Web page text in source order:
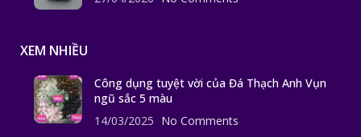
XEM NHIỀU
Công dụng tuyệt vời của Đá Thạch Anh Vụn
ngũ sắc 5 màu
14/03/2025 No Comments